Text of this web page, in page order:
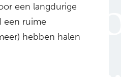
een langdurige
een ruime
hebben halen